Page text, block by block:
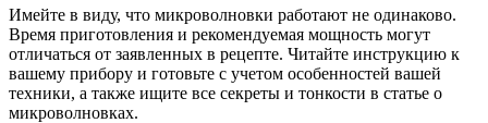
Имейте в виду, что микроволновки работают не одинаково.
Время приготовления и рекомендуемая мощность могут
отличаться от заявленных в рецепте. Читайте инструкцию к
вашему прибору и готовьте с учетом особенностей вашей
техники, а также ищите все секреты и тонкости в статье о
микроволновках.